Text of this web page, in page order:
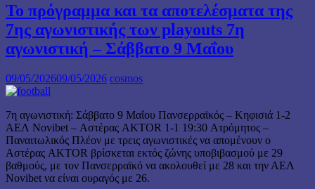
Το πρόγραμμα και τα αποτελέσματα της
7ης αγωνιστικής των playouts 7η
αγωνιστική – Σάββατο 9 Μαΐου
09/05/202609/05/2026 cosmos
7η αγωνιστική: Σάββατο 9 Μαΐου Πανσερραϊκός – Κηφισιά 1-2
ΑΕΛ Novibet – Αστέρας AKTOR 1-1 19:30 Ατρόμητος –
Παναιτωλικός Πλέον με τρεις αγωνιστικές να απομένουν ο
Αστέρας AKTOR βρίσκεται εκτός ζώνης υποβιβασμού με 29
βαθμούς, με τον Πανσερραϊκό να ακολουθεί με 28 και την ΑΕΛ
Novibet να είναι ουραγός με 26.